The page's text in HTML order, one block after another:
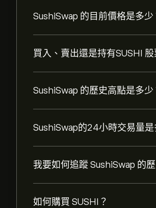
SushiSwap 的目前價格是多少
買入、賣出還是持有SUSHI 股
SushiSwap 的歷史高點是多少
SushiSwap的24小時交易量是
我要如何追蹤 SushiSwap 的
如何購買 SUSHI？